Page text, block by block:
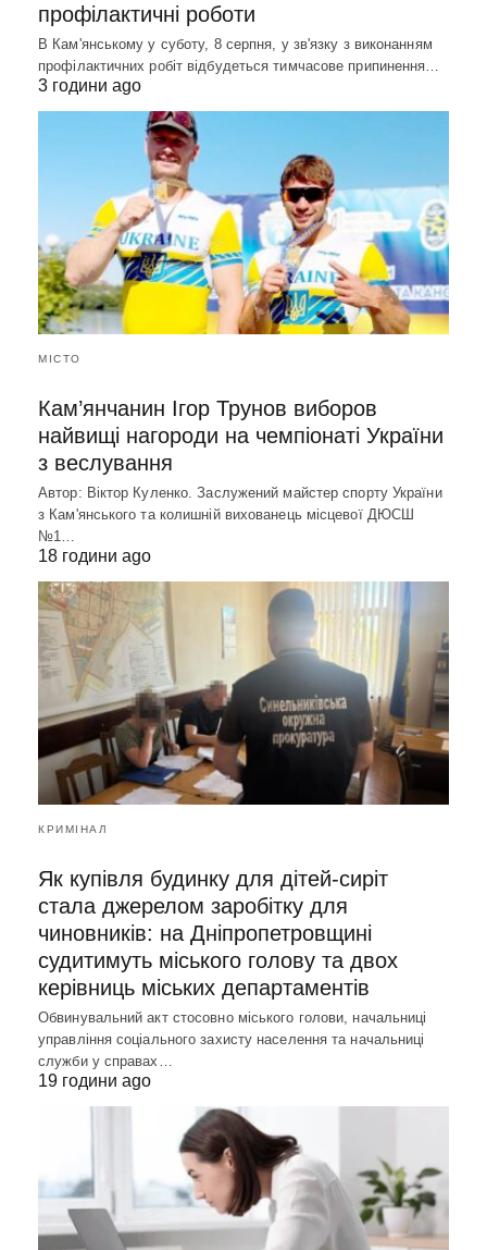
профілактичні роботи
В Кам'янському у суботу, 8 серпня, у зв'язку з виконанням
профілактичних робіт відбудеться тимчасове припинення…
3 години ago
МІСТО
Кам’янчанин Ігор Трунов виборов
найвищі нагороди на чемпіонаті України
з веслування
Автор: Віктор Куленко. Заслужений майстер спорту України
з Кам'янського та колишній вихованець місцевої ДЮСШ
№1…
18 години ago
КРИМІНАЛ
Як купівля будинку для дітей-сиріт
стала джерелом заробітку для
чиновників: на Дніпропетровщині
судитимуть міського голову та двох
керівниць міських департаментів
Обвинувальний акт стосовно міського голови, начальниці
управління соціального захисту населення та начальниці
служби у справах…
19 години ago